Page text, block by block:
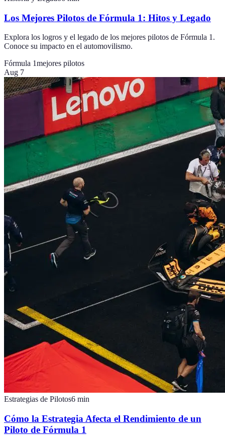
Los Mejores Pilotos de Fórmula 1: Hitos y Legado
Explora los logros y el legado de los mejores pilotos de Fórmula 1.
Conoce su impacto en el automovilismo.
Fórmula 1mejores pilotos
Aug 7
Estrategias de Pilotos6 min
Cómo la Estrategia Afecta el Rendimiento de un
Piloto de Fórmula 1